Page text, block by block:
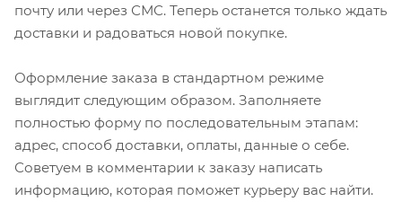
почту или через СМС. Теперь останется только ждать
доставки и радоваться новой покупке.
Оформление заказа в стандартном режиме
выглядит следующим образом. Заполняете
полностью форму по последовательным этапам:
адрес, способ доставки, оплаты, данные о себе.
Советуем в комментарии к заказу написать
информацию, которая поможет курьеру вас найти.